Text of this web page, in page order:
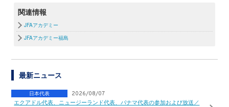
関連情報
JFAアカデミー
JFAアカデミー福島
最新ニュース
日本代表 2026/08/07
エクアドル代表、ニュージーランド代表、パナマ代表の参加および放送／